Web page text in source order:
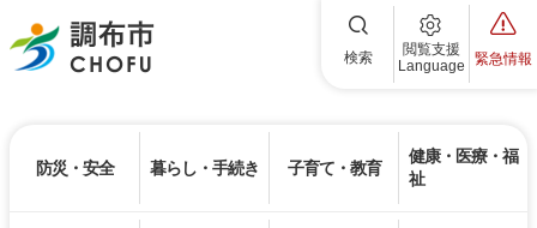
調布市 検索
閲覧支援
Language
緊急情報
防災・安全 暮らし・手続き 子育て・教育
健康・医療・福
祉